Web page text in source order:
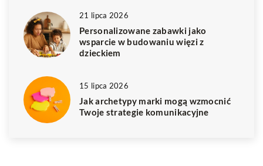
21 lipca 2026
Personalizowane zabawki jako
wsparcie w budowaniu więzi z
dzieckiem
15 lipca 2026
Jak archetypy marki mogą wzmocnić
Twoje strategie komunikacyjne